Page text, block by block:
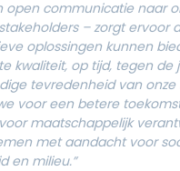
open communicatie naar
– zorgt ervoor
oplossingen kunnen
kwaliteit, op tijd, tegen de
tevredenheid van onze
voor een betere
maatschappelijk
met aandacht voor
en milieu.”